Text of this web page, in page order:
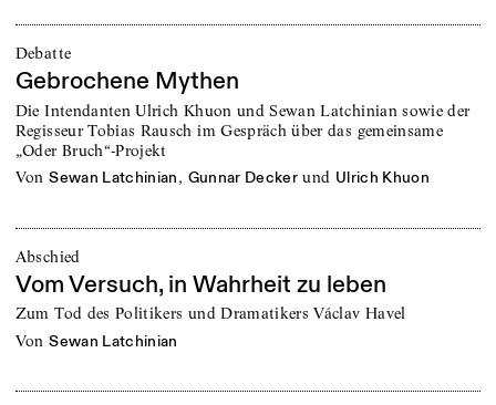
Debatte
Gebrochene Mythen
Die Intendanten Ulrich Khuon und Sewan Latchinian sowie der
Regisseur Tobias Rausch im Gespräch über das gemeinsame
„Oder Bruch“-Projekt
von Sewan Latchinian, Gunnar Decker und Ulrich Khuon
Abschied
Vom Versuch, in Wahrheit zu leben
Zum Tod des Politikers und Dramatikers Václav Havel
von Sewan Latchinian